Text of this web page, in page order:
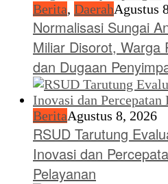
Berita, DaerahAgustus
Normalisasi Sungai
Miliar Disorot, Warga
dan Dugaan
BeritaAgustus 8, 2026
RSUD Tarutung
Inovasi dan
Pelayanan